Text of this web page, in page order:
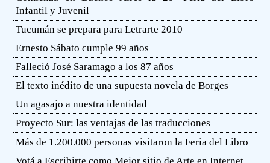
Infantil y Juvenil
Tucumán se prepara para Letrarte 2010
Ernesto Sábato cumple 99 años
Falleció José Saramago a los 87 años
El texto inédito de una supuesta novela de Borges
Un agasajo a nuestra identidad
Proyecto Sur: las ventajas de las traducciones
Más de 1.200.000 personas visitaron la Feria del Libro
Votá a Escribirte como Mejor sitio de Arte en Internet